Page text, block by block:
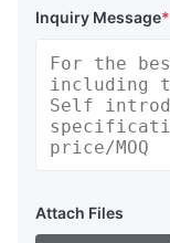
Inquiry Message*
Attach Files